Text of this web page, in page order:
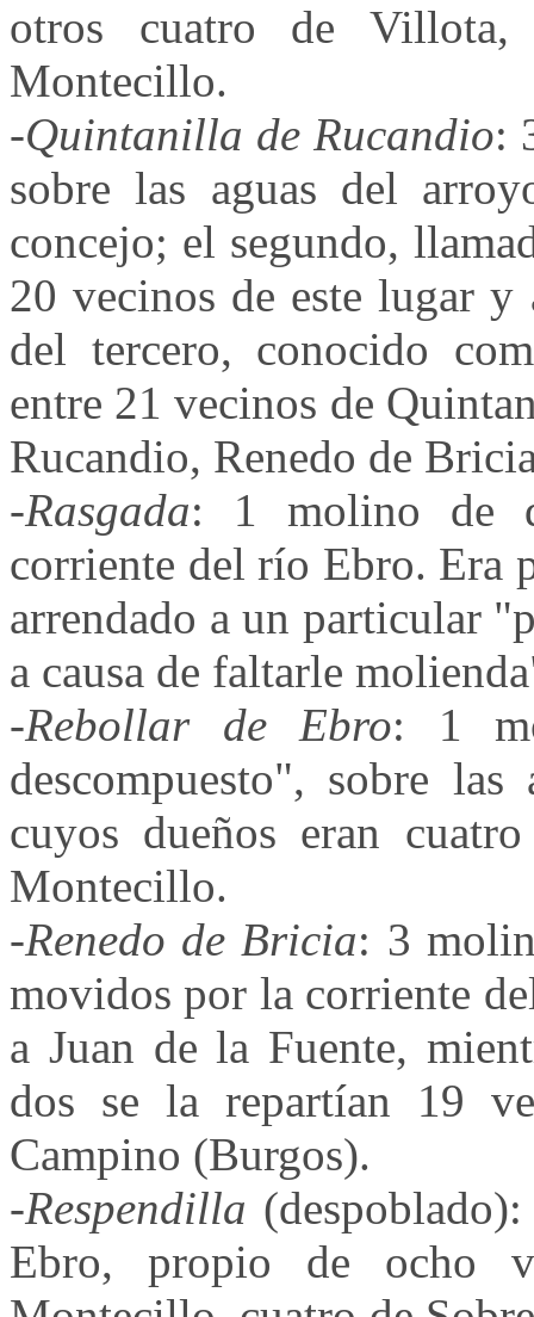
otros cuatro de
Montecillo.
-Quintanilla de Rucandio:
sobre las aguas del
concejo; el segundo,
20 vecinos de este lugar
del tercero, conocido
entre 21 vecinos de
Rucandio, Renedo de
-Rasgada: 1 molino de
corriente del río Ebro. Era
arrendado a un particular
a causa de faltarle
-Rebollar de Ebro: 1
descompuesto", sobre
cuyos dueños eran
Montecillo.
-Renedo de Bricia: 3
movidos por la corriente
a Juan de la Fuente,
dos se la repartían 19
Campino (Burgos).
-Respendilla
Ebro, propio de ocho